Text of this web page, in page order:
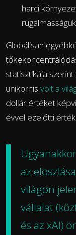
harci
Globálisan
statisztikája
unikornis volt a
dollár értéket
évvel ezelőtti
az
világon
vállalat
és az xAI)